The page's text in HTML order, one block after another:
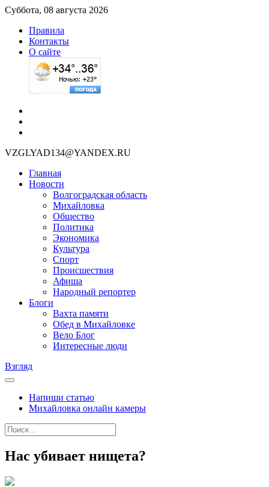
Суббота, 08 августа 2026
Правила
Контакты
О сайте
VZGLYAD134@YANDEX.RU
Главная
Новости
Волгоградская область
Михайловка
Общество
Политика
Экономика
Культура
Спорт
Происшествия
Афиша
Народный репортер
Блоги
Вахта памяти
Обед в Михайловке
Вело Блог
Интересные люди
Взгляд
Напиши статью
Михайловка онлайн камеры
Нас убивает нищета?